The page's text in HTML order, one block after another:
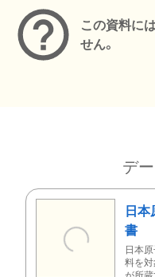
この資料に
せん。
デ
日
書
日本
料を